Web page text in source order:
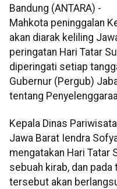
Bandung (ANTARA) -
Mahkota peninggalan
akan diarak keliling
peringatan Hari Tatar
diperingati setiap
Gubernur (Pergub)
tentang
Kepala Dinas
Jawa Barat Iendra
mengatakan Hari Tatar
sebuah kirab, dan pada
tersebut akan